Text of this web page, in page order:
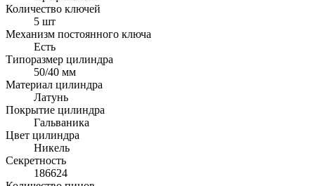
Количество ключей
5 шт
Механизм постоянного ключа
Есть
Типоразмер цилиндра
50/40 мм
Материал цилиндра
Латунь
Покрытие цилиндра
Гальваника
Цвет цилиндра
Никель
Секретность
186624